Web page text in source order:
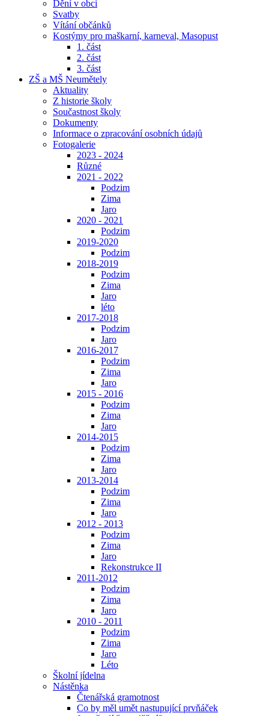
Dění v obci
Svatby
Vítání občánků
Kostýmy pro maškarní, karneval, Masopust
1. část
2. část
3. část
ZŠ a MŠ Neumětely
Aktuality
Z historie školy
Součastnost školy
Dokumenty
Informace o zpracování osobních údajů
Fotogalerie
2023 - 2024
Různé
2021 - 2022
Podzim
Zima
Jaro
2020 - 2021
Podzim
2019-2020
Podzim
2018-2019
Podzim
Zima
Jaro
léto
2017-2018
Podzim
Jaro
2016-2017
Podzim
Zima
Jaro
2015 - 2016
Podzim
Zima
Jaro
2014-2015
Podzim
Zima
Jaro
2013-2014
Podzim
Zima
Jaro
2012 - 2013
Podzim
Zima
Jaro
Rekonstrukce II
2011-2012
Podzim
Zima
Jaro
2010 - 2011
Podzim
Zima
Jaro
Léto
Školní jídelna
Nástěnka
Čtenářská gramotnost
Co by měl umět nastupující prvňáček